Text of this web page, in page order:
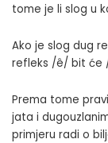
tome je li slog u
Ako je slog dug
refleks /ê/ bit će
Prema tome
jata i
primjeru radi o